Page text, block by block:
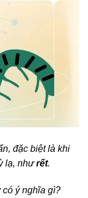
đặc biệt là khi
lạ, nhưrết.
có ý nghĩa gì?